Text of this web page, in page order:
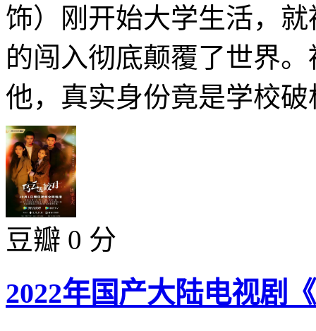
饰）刚开始大学生活，
的闯入彻底颠覆了世界
他，真实身份竟是学校
豆瓣 0 分
2022年国产大陆电视剧